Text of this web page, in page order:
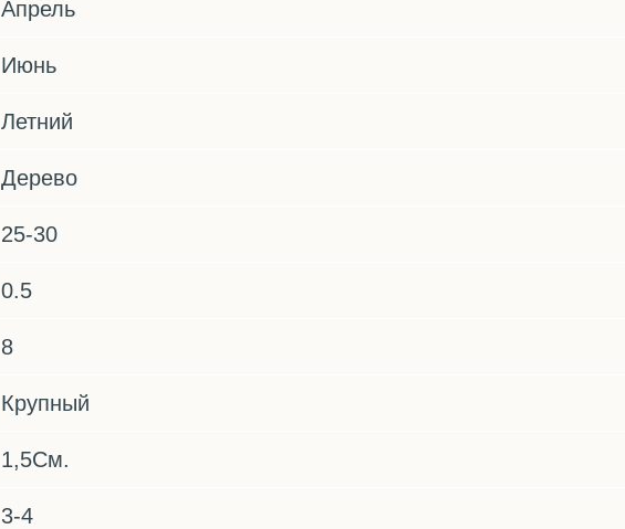
Апрель
Июнь
Летний
Дерево
25-30
0.5
8
Крупный
1,5См.
3-4